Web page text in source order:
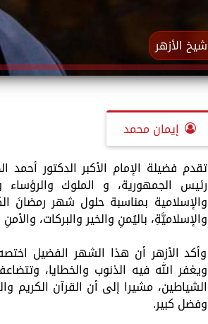
شيخ الأزهر
إيمان محمد
تقدم فضيلة الإمام الأكبر الدكتور
رئيس الجمهورية، و الملوك والرؤساء
والإسلامية بمناسبة حلول شهر رمضانَ
والإسلاميَّةِ، باليُمنِ والخير والبركات،
وأكد الأزهر أن هذا الشهر الفضيل
ويغفر الله فيه الذنوب والخطايا،
الشياطين، مشيرا إلى أن القرآن الكريم
وفضل كبير.